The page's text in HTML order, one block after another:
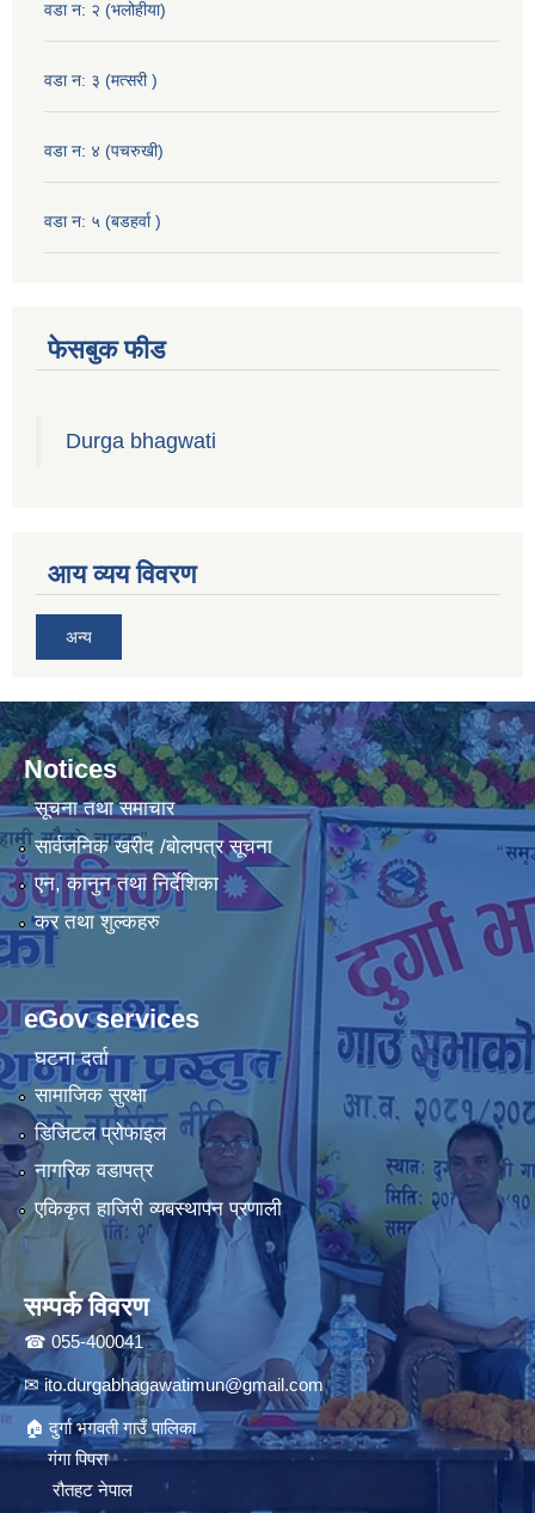
वडा न: २ (भलोहीया)
वडा न: ३ (मत्सरी )
वडा न: ४ (पचरुखी)
वडा न: ५ (बडहर्वा )
फेसबुक फीड
Durga bhagwati
आय व्यय विवरण
अन्य
Notices
सूचना तथा समाचार
सार्वजनिक खरीद /बोलपत्र सूचना
एन, कानुन तथा निर्देशिका
कर तथा शुल्कहरु
eGov services
घटना दर्ता
सामाजिक सुरक्षा
डिजिटल प्रोफाइल
नागरिक वडापत्र
एकिकृत हाजिरी व्यबस्थापन प्रणाली
सम्पर्क विवरण
☎ 055-400041
✉ito.durgabhagawatimun@gmail.com
🏠 दुर्गा भगवती गाउँ पालिका
गंगा पिपरा
रौतहट नेपाल